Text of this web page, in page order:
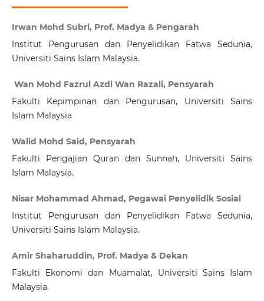
Irwan Mohd Subri, Prof. Madya & Pengarah
Institut Pengurusan dan Penyelidikan Fatwa Sedunia,
Universiti Sains Islam Malaysia.
Wan Mohd Fazrul Azdi Wan Razali, Pensyarah
Fakulti Kepimpinan dan Pengurusan, Universiti Sains
Islam Malaysia
Walid Mohd Said, Pensyarah
Fakulti Pengajian Quran dan Sunnah, Universiti Sains
Islam Malaysia.
Nisar Mohammad Ahmad, Pegawai Penyelidik Sosial
Institut Pengurusan dan Penyelidikan Fatwa Sedunia,
Universiti Sains Islam Malaysia.
Amir Shaharuddin, Prof. Madya & Dekan
Fakulti Ekonomi dan Muamalat, Universiti Sains Islam
Malaysia.